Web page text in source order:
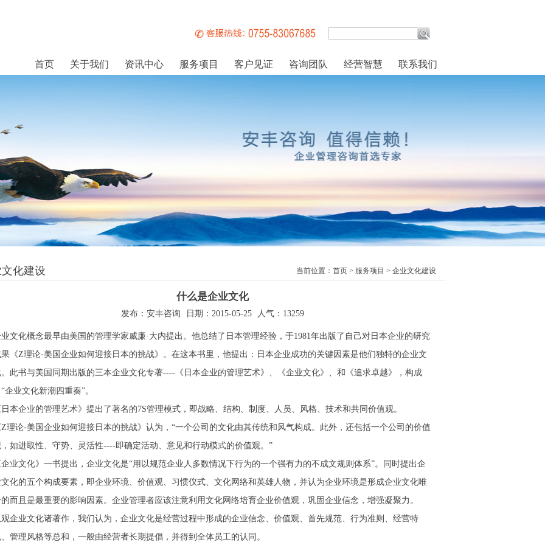
首页 关于我们 资讯中心 服务项目 客户见证 咨询团队 经营智慧 联系我们
化建设 当前位置： 首页> 服务项目 > 企业文化建设
什么是企业文化
发布：安丰咨询 日期：2015-05-25 人气：13259
文化概念最早由美国的管理学家威廉·大内提出。他总结了日本管理经验，于1981年出版了自己对日本企业的研究
《Z理论-美国企业如何迎接日本的挑战》。在这本书里，他提出：日本企业成功的关键因素是他们独特的企业文
此书与美国同期出版的三本企业文化专著----《日本企业的管理艺术》、《企业文化》、和《追求卓越》，构成
企业文化新潮四重奏”。
本企业的管理艺术》提出了著名的7S管理模式，即战略、结构、制度、人员、风格、技术和共同价值观。
理论-美国企业如何迎接日本的挑战》认为，“一个公司的文化由其传统和风气构成。此外，还包括一个公司的价值
如进取性、守势、灵活性----即确定活动、意见和行动模式的价值观。”
业文化》一书提出，企业文化是“用以规范企业人多数情况下行为的一个强有力的不成文规则体系”。同时提出企
化的五个构成要素，即企业环境、价值观、习惯仪式、文化网络和英雄人物，并认为企业环境是形成企业文化唯
而且是最重要的影响因素。企业管理者应该注意利用文化网络培育企业价值观，巩固企业信念，增强凝聚力。
企业文化诸著作，我们认为，企业文化是经营过程中形成的企业信念、价值观、首先规范、行为准则、经营特
管理风格等总和，一般由经营者长期提倡，并得到全体员工的认同。